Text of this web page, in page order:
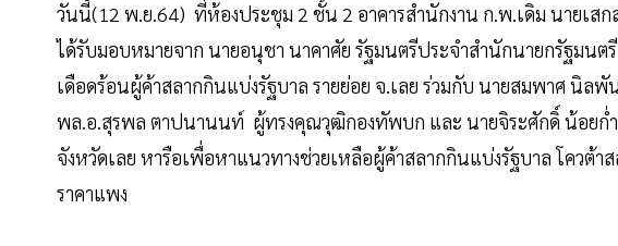
วันนี้(12 พ.ย.64) ที่ห้องประชุม 2 ชั้น 2 อาคารสำนักงาน ก.พ.เดิม นายเสก
ได้รับมอบหมายจาก นายอนุชา นาคาศัย รัฐมนตรีประจำสำนักนายกรัฐมน
เดือดร้อนผู้ค้าสลากกินแบ่งรัฐบาล รายย่อย จ.เลย ร่วมกับ นายสมพาศ นิ
พล.อ.สุรพล ตาปนานนท์ ผู้ทรงคุณวุฒิกองทัพบก และ นายจิระศักดิ์ น้อยก่ำ
จังหวัดเลย หารือเพื่อหาแนวทางช่วยเหลือผู้ค้าสลากกินแบ่งรัฐบาล โควต้
ราคาแพง